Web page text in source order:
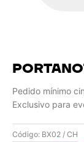
Pedido mínimo
Exclusivo para
Código: BX02 / CH